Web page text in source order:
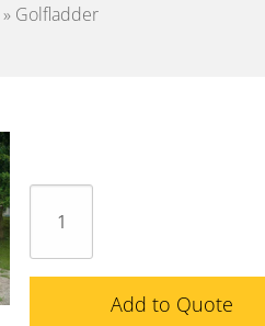
» Golfladder
aantal
Add to Quote